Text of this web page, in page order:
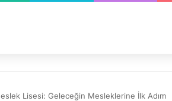
Lisesi: Geleceğin Mesleklerine İlk Adım